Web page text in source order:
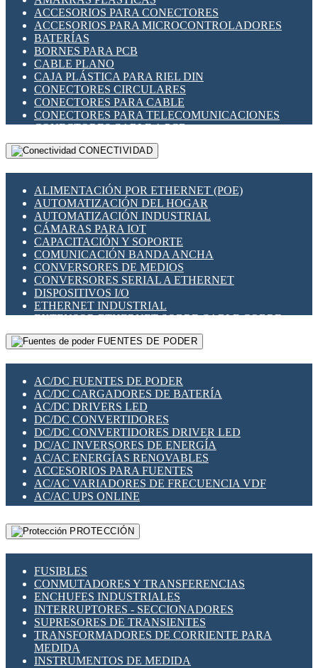
INDICADORES PARA PANEL
INTERFACES DE RELÉ
INTERRUPTORES FIN DE CARRERA
LLAVES CONMUTADORAS
MEDIDORES DE ENERGÍA Y TC'S DE CORRIENTE
MOTORES PASO A PASO
PANTALLAS HMI
PLC -CONTROLADORES LÓGICO PROGRAMABLES
PROGRAMADORES DE HORARIO
RELÉS DE PROTECCIÓN
SENSORES CAPACITIVOS
SENSORES INDUCTIVOS
TEMPORIZADORES
VARIACS
VARIADORES DE FRECUENCIA [VDF]
SECCIONADORES - INTERRUPTORES
MAQUINARIA
ACCESORIOS PARA CONECTORES
ACCESORIOS PARA MICROCONTROLADORES
BATERÍAS
BORNES PARA PCB
CABLE PLANO
CAJA PLÁSTICA PARA RIEL DIN
CONECTORES CIRCULARES
CONECTORES PARA CABLE
CONECTORES PARA TELECOMUNICACIONES
CONECTORES CABLE A PCB
CONECTORES PCB A CABLE
DIP SWITCHES
HERRAMIENTAS VARIAS
ILUMINACIÓN LED
INTERRUPTORES REED
INTERFACES DE RELÉ
OTROS RELÉS
PROTECCIÓN TÉRMICA
RELÉS AUTOMOTRICES
RELÉS DE SEÑAL
RELÉS DE ESTADO SÓLIDO SSR
RELÉS INDUSTRIALES
RELÉS MINIATURA DE POTENCIA
SENSORES MAGNÉTICOS
SWITCH Y MICROSWITCH
TARJETAS PI
UNIÓN Y DERIVACIÓN DE CABLE
CONECTIVIDAD
ALIMENTACIÓN POR ETHERNET (POE)
AUTOMATIZACIÓN DEL HOGAR
AUTOMATIZACIÓN INDUSTRIAL
CÁMARAS PARA IOT
CAPACITACIÓN Y SOPORTE
COMUNICACIÓN BANDA ANCHA
CONVERSORES DE MEDIOS
CONVERSORES SERIAL A ETHERNET
DISPOSITIVOS I/O
ETHERNET INDUSTRIAL
EXTENSOR ETHERNET SOBRE CABLE COBRE
GATEWAY LORAWAN
GESTIÓN DE REDES
PLACAS MODULARES IOT
SWITCHES Y REDES WIFI
SOLUCIONES IOT
SOLUCIONES LORAWAN
SOLUCIONES RED CELULAR
SEGURIDAD PARA REDES
SWITCHES LAN
TELEFONÍA IP (VOIP)
VIGILANCIA IP (CCTV)
MESHTASTIC
FUENTES DE PODER
AC/DC FUENTES DE PODER
AC/DC CARGADORES DE BATERÍA
AC/DC DRIVERS LED
DC/DC CONVERTIDORES
DC/DC CONVERTIDORES DRIVER LED
DC/AC INVERSORES DE ENERGÍA
AC/AC ENERGÍAS RENOVABLES
ACCESORIOS PARA FUENTES
AC/AC VARIADORES DE FRECUENCIA VDF
AC/AC UPS ONLINE
PROTECCIÓN
FUSIBLES
CONMUTADORES Y TRANSFERENCIAS
ENCHUFES INDUSTRIALES
INTERRUPTORES - SECCIONADORES
SUPRESORES DE TRANSIENTES
TRANSFORMADORES DE CORRIENTE PARA
MEDIDA
INSTRUMENTOS DE MEDIDA